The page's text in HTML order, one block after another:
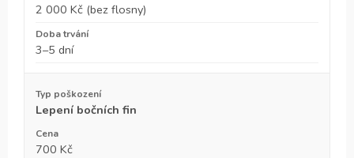
2 000 Kč (bez flosny)
3–5 dní
Lepení bočních fin
700 Kč